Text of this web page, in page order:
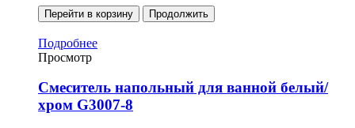
Перейти в корзину Продолжить
Подробнее
Просмотр
Смеситель напольный для ванной белый/
хром G3007-8